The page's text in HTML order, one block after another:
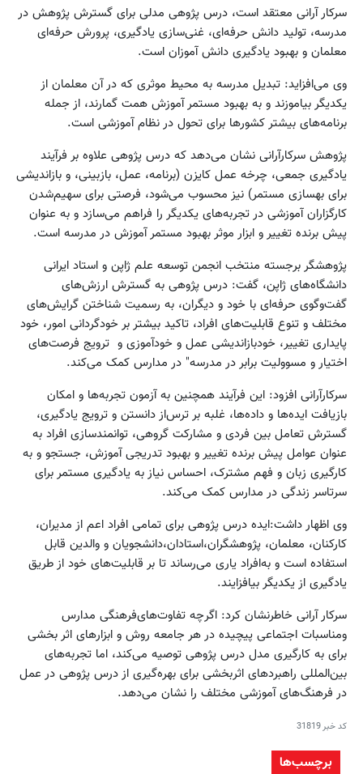
سرکار آرانی معتقد است، درس پژوهی مدلی برای گسترش پژوهش در
مدرسه، تولید دانش حرفه‌ای، غنی‌سازی یادگیری، پرورش حرفه‌ای
معلمان و بهبود یادگیری دانش آموزان است.
وی می‌افزاید: تبدیل مدرسه به محیط موثری که در آن معلمان از
یکدیگر بیاموزند و به بهبود مستمر آموزش همت گمارند، از جمله
برنامه‌های بیشتر کشورها برای تحول در نظام آموزشی است.
پژوهش سرکارآرانی نشان می‌دهد که درس پژوهی علاوه‌ بر فرآیند
یادگیری جمعی، چرخه عمل کایزن (برنامه، عمل، بازبینی، و بازاندیشی
برای بهسازی مستمر) نیز محسوب می‌شود، فرصتی برای سهیم‌شدن
کارگزاران آموزشی در تجربه‌های یکدیگر را فراهم می‌سازد و به عنوان
پیش برنده تغییر و ابزار موثر بهبود مستمر آموزش در مدرسه است.
پژوهشگر برجسته منتخب انجمن توسعه علم ژاپن و استاد ایرانی
دانشگاه‌های ژاپن، گفت: درس پژوهی به گسترش ارزش‌های
گفت‌وگوی حرفه‌ای با خود و دیگران، به رسمیت شناختن گرایش‌های
مختلف و تنوع قابلیت‌های افراد، تاکید بیشتر بر خودگردانی امور، خود
پایداری تغییر، خودبازاندیشی عمل و خودآموزی و ترویج فرصت‌های
اختیار و مسوولیت برابر در مدرسه" در مدارس کمک می‌کند.
سرکارآرانی افزود: این فرآیند همچنین به آزمون تجربه‌ها و امکان
بازیافت ایده‌ها و داده‌ها، غلبه بر ترس‌از دانستن و ترویج یادگیری،
گسترش تعامل بین فردی و مشارکت گروهی، توانمندسازی افراد به
عنوان عوامل پیش برنده تغییر و بهبود تدریجی آموزش، جستجو و به
کارگیری زبان و فهم مشترک، احساس نیاز به یادگیری مستمر برای
سرتاسر زندگی در مدارس کمک می‌کند.
وی اظهار داشت:ایده درس پژوهی برای تمامی افراد اعم از مدیران،
کارکنان، معلمان، پژوهشگران،استادان،دانشجویان و والدین قابل
استفاده است و به‌افراد یاری می‌رساند تا بر قابلیت‌های خود از طریق
یادگیری از یکدیگر بیافزایند.
سرکار آرانی خاطرنشان کرد: اگرچه تفاوت‌های‌فرهنگی مدارس
ومناسبات اجتماعی پیچیده در هر جامعه روش و ابزارهای اثر بخشی
برای به کارگیری مدل درس پژوهی توصیه می‌کند، اما تجربه‌های
بین‌المللی راهبردهای اثربخشی برای بهره‌گیری از درس پژوهی در عمل
در فرهنگ‌های آموزشی مختلف را نشان می‌دهد.
کد خبر31819
برچسب‌ها